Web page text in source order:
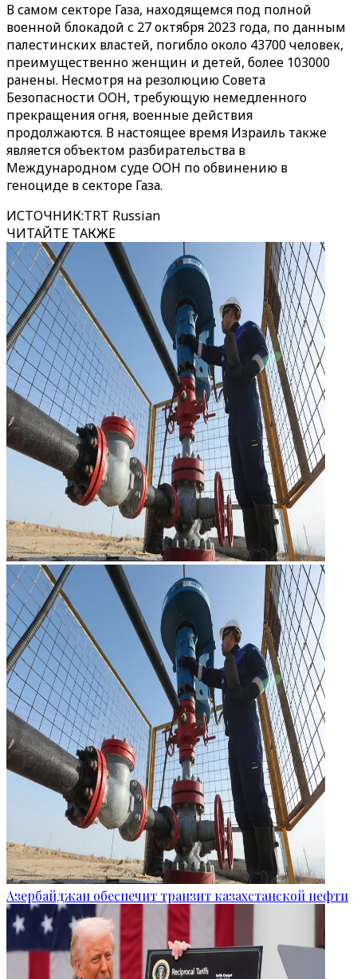
В самом секторе Газа, находящемся под полной
военной блокадой с 27 октября 2023 года, по данным
палестинских властей, погибло около 43700 человек,
преимущественно женщин и детей, более 103000
ранены. Несмотря на резолюцию Совета
Безопасности ООН, требующую немедленного
прекращения огня, военные действия
продолжаются. В настоящее время Израиль также
является объектом разбирательства в
Международном суде ООН по обвинению в
геноциде в секторе Газа.
ИСТОЧНИК:TRT Russian
ЧИТАЙТЕ ТАКЖЕ
Азербайджан обеспечит транзит казахстанской нефти